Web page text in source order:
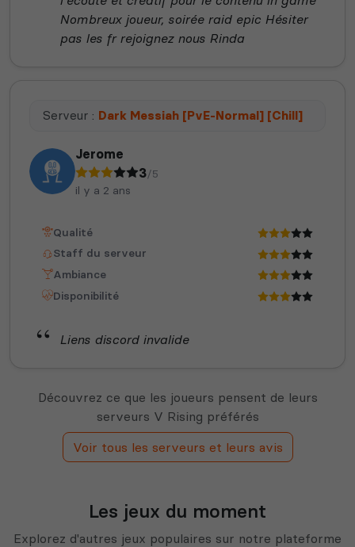
Nombreux joueur, soirée raid epic Hésiter
pas les fr rejoignez nous Rinda
Serveur : Dark Messiah [PvE-Normal] [Chill]
Jerome
3/5
il y a 2 ans
Qualité
Staff du serveur
Ambiance
Disponibilité
Liens discord invalide
Découvrez ce que les joueurs pensent de leurs
serveurs V Rising préférés
Voir tous les serveurs et leurs avis
Les jeux du moment
Explorez d'autres jeux populaires sur notre plateforme